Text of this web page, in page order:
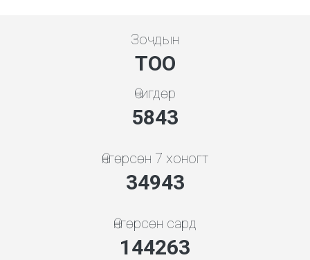
Зочдын
ТОО
Өчигдөр
5843
Өнгөрсөн 7 хоногт
34943
Өнгөрсөн сард
144263